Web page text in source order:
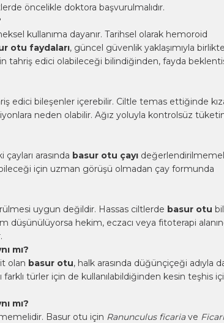
öncelikle doktora başvurulmalıdır.
kullanıma dayanır. Tarihsel olarak hemoroid
otu faydaları, güncel güvenlik yaklaşımıyla birlikte
tahriş edici olabileceği bilindiğinden, fayda
edici bileşenler içerebilir. Ciltle temas ettiğinde
neden olabilir. Ağız yoluyla kontrolsüz
arasında basur otu çayı
için uzman görüşü olmadan çay formunda
uygun değildir. Hassas ciltlerde basur otu
düşünülüyorsa hekim, eczacı veya fitoterapi
mı?
olan basur otu, halk arasında düğünçiçeği adıyla
farklı türler için de kullanılabildiğinden kesin teşhis
mı?
Basur otu için Ranunculus ficariave